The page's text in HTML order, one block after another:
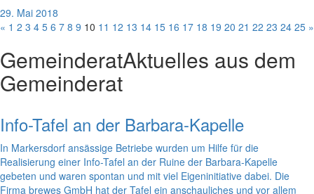
29. Mai 2018
« 1 2 3 4 5 6 7 8 9 10 11 12 13 14 15 16 17 18 19 20 21 22 23 24 25 »
GemeinderatAktuelles aus dem
Gemeinderat
Info-Tafel an der Barbara-Kapelle
In Markersdorf ansässige Betriebe wurden um Hilfe für die
Realisierung einer Info-Tafel an der Ruine der Barbara-Kapelle
gebeten und waren spontan und mit viel Eigeninitiative dabei. Die
Firma brewes GmbH hat der Tafel ein anschauliches und vor allem